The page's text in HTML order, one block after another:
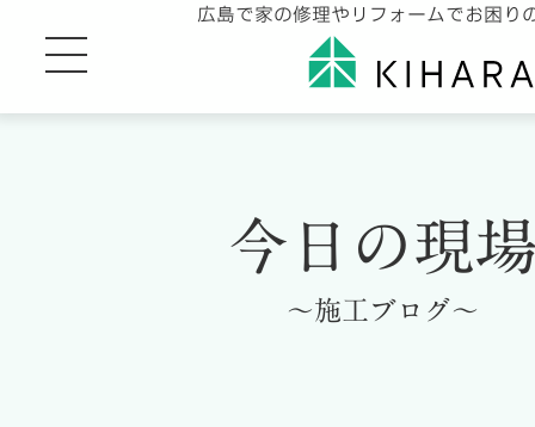
広島で家の修理やリフォームでお困り
今日の現
～施工ブログ～